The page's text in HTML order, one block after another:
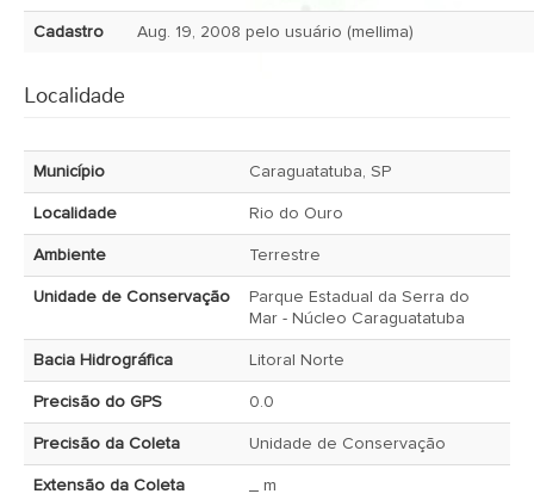
Cadastro Aug. 19, 2008 pelo usuário (mellima)
Localidade
Município Caraguatatuba, SP
Localidade Rio do Ouro
Ambiente Terrestre
Unidade de Conservação
Parque Estadual da Serra do
Mar - Núcleo Caraguatatuba
Bacia Hidrográfica Litoral Norte
Precisão do GPS 0.0
Precisão da Coleta Unidade de Conservação
Extensão da Coleta _ m